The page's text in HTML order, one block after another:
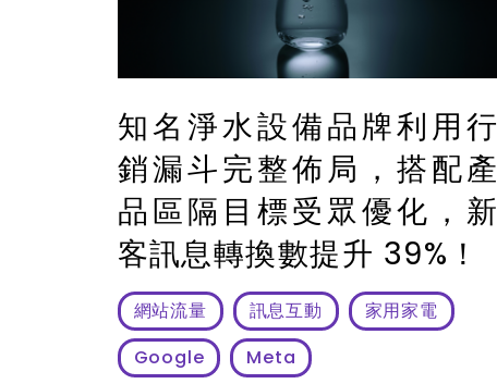
知名淨水設備品牌利用行
銷漏斗完整佈局，搭配產
品區隔目標受眾優化，新
客訊息轉換數提升 39%！
網站流量 訊息互動
家用家電
Google
Meta